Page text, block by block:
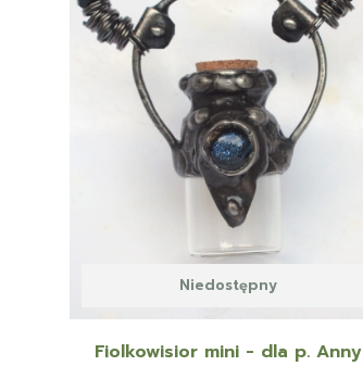
Niedostępny
Fiolkowisior mini - dla p. Anny